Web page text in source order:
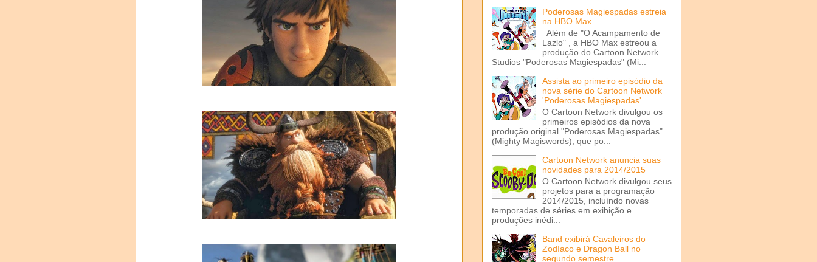
Poderosas Magiespadas estreia
na HBO Max
Além de "O Acampamento de
Lazlo" , a HBO Max estreou a
produção do Cartoon Network
Studios "Poderosas Magiespadas" (Mi...
Assista ao primeiro episódio da
nova série do Cartoon Network
'Poderosas Magiespadas'
O Cartoon Network divulgou os
primeiros episódios da nova
produção original "Poderosas Magiespadas"
(Mighty Magiswords), que po...
Cartoon Network anuncia suas
novidades para 2014/2015
O Cartoon Network divulgou seus
projetos para a programação
2014/2015, incluíndo novas
temporadas de séries em exibição e
produções inédi...
Band exibirá Cavaleiros do
Zodíaco e Dragon Ball no
segundo semestre